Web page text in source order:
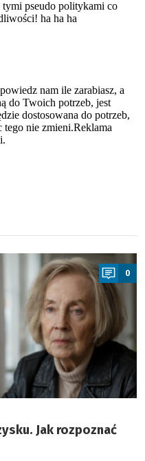
0
Jak rozpoznać